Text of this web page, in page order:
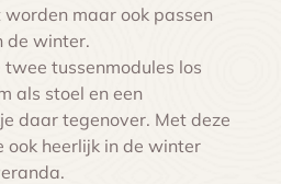
maar ook passen
de winter.
tussenmodules los
als stoel en een
daar tegenover. Met deze
ook heerlijk in de winter